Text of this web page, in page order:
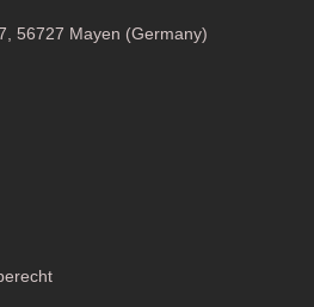
56727 Mayen (Germany)